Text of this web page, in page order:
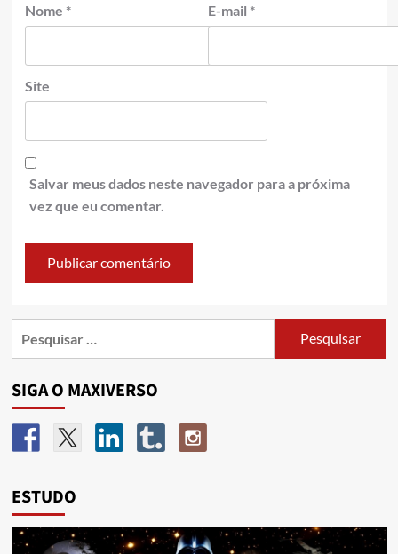
Nome * E-mail *
Site
Salvar meus dados neste navegador para a próxima
vez que eu comentar.
SIGA O MAXIVERSO
ESTUDO